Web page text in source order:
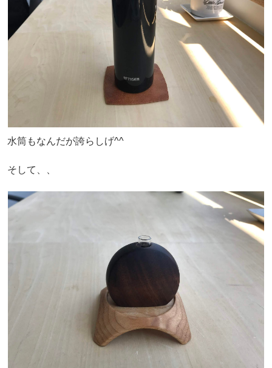
水筒もなんだが誇らしげ^^
そして、、